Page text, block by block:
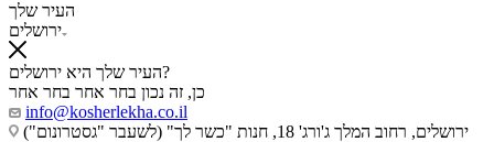
העיר שלך
ירושלים
העיר שלך היא ירושלים?
כן, זה נכון בחר אחר בחר אחר
info@kosherlekha.co.il
ירושלים, רחוב המלך ג'ורג' 18, חנות "כשר לך" (לשעבר "גסטרונום")